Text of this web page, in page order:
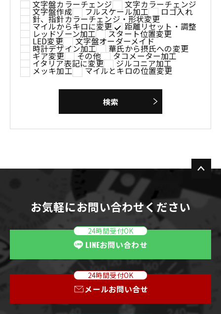
文字盤カラーチェンジ
文字カラーチェンジ
文字盤作成 フルスケール加工 ロゴ入れ
針、指針カラーチェンジ・形状変更
マイルからキロに変更 距離リセット・調整
レッドゾーン加工 スタート位置変更
LED変更 文字盤オーダーメイド
時計デザイン加工 華氏から摂氏への変更
ギア変更 その他 タコメーター加工
イタリア表記に変更 ジルコニア加工
メッキ加工 マイルとキロの位置変更
検索
お気軽にお問い合わせください
24時間受付OK
LINEお問い合わせ
24時間受付OK
メールお問い合せ